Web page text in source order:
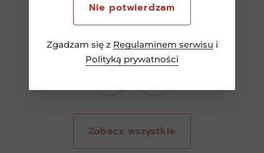
Nie potwierdzam
Zgadzam się z Regulaminem serwisu i
Polityką prywatności
Zobacz wszystkie